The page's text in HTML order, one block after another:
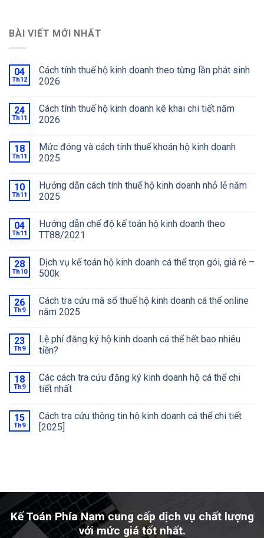
BÀI VIẾT MỚI NHẤT
04
Th12
Cách tính thuế hộ kinh doanh theo từng lần phát sinh
2026
24
Th11
Cách tính thuế hộ kinh doanh kê khai chi tiết năm
2026
18
Th11
Mức đóng và cách tính thuế khoán hộ kinh doanh
2025
10
Th11
Hướng dẫn cách tính thuế hộ kinh doanh nhỏ lẻ năm
2025
04
Th11
Hướng dẫn chế độ kế toán hộ kinh doanh theo
TT88/2021
28
Th10
Dịch vụ kế toán hộ kinh doanh cá thể trọn gói, giá rẻ –
500k
26
Th9
Cách tra cứu mã số thuế hộ kinh doanh cá thể online
năm 2025
23
Th9
Lệ phí đăng ký hộ kinh doanh cá thể hết bao nhiêu
tiền?
18
Th9
Các cách tra cứu đăng ký kinh doanh hộ cá thể chi
tiết nhất
15
Th9
Cách tra cứu thông tin hộ kinh doanh cá thể chi tiết
[2025]
Kế Toán Phía Nam cung cấp dịch vụ chất lượng
với mức giá tốt nhất.